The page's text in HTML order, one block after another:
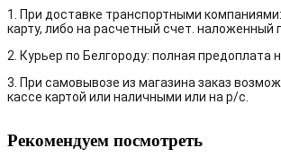
1. При доставке транспортными
карту, либо на расчетный счет. наложенный
2. Курьер по Белгороду: полная предоплата
3. При самовывозе из магазина заказ
кассе картой или наличными или на р/с.
Рекомендуем посмотреть